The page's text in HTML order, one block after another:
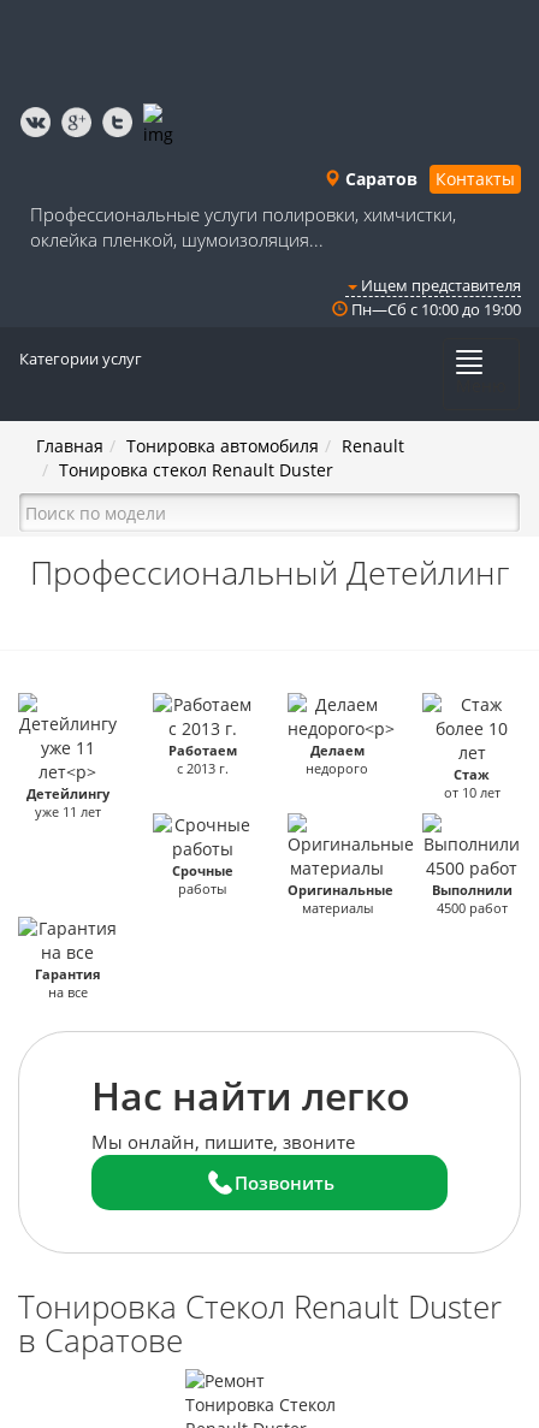
Саратов Контакты
Профессиональные услуги полировки, химчистки,
оклейка пленкой, шумоизоляция...
Ищем представителя
Пн—Сб с 10:00 до 19:00
Категории услуг
Главная Тонировка автомобиля
Renault
Тонировка стекол Renault Duster
Профессиональный Детейлинг
Детейлингу
уже 11 лет
Работаем
с 2013 г.
Делаем
недорого
Стаж
от 10 лет
Срочные
работы
Оригинальные
материалы
Выполнили
4500 работ
Гарантия
на все
Нас найти легко
Мы онлайн, пишите, звоните
Позвонить
Тонировка Стекол Renault Duster
в Саратове